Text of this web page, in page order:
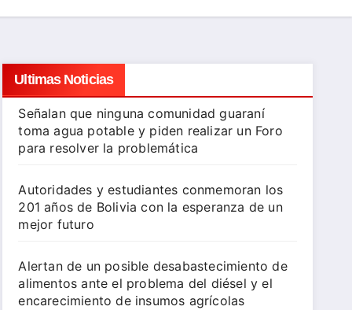
Ultimas Noticias
Señalan que ninguna comunidad guaraní
toma agua potable y piden realizar un Foro
para resolver la problemática
Autoridades y estudiantes conmemoran los
201 años de Bolivia con la esperanza de un
mejor futuro
Alertan de un posible desabastecimiento de
alimentos ante el problema del diésel y el
encarecimiento de insumos agrícolas